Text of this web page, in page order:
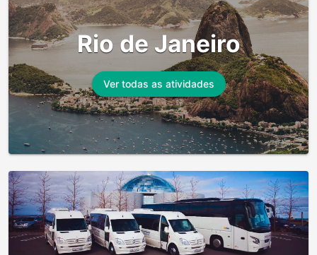
Rio de Janeiro
Ver todas as atividades